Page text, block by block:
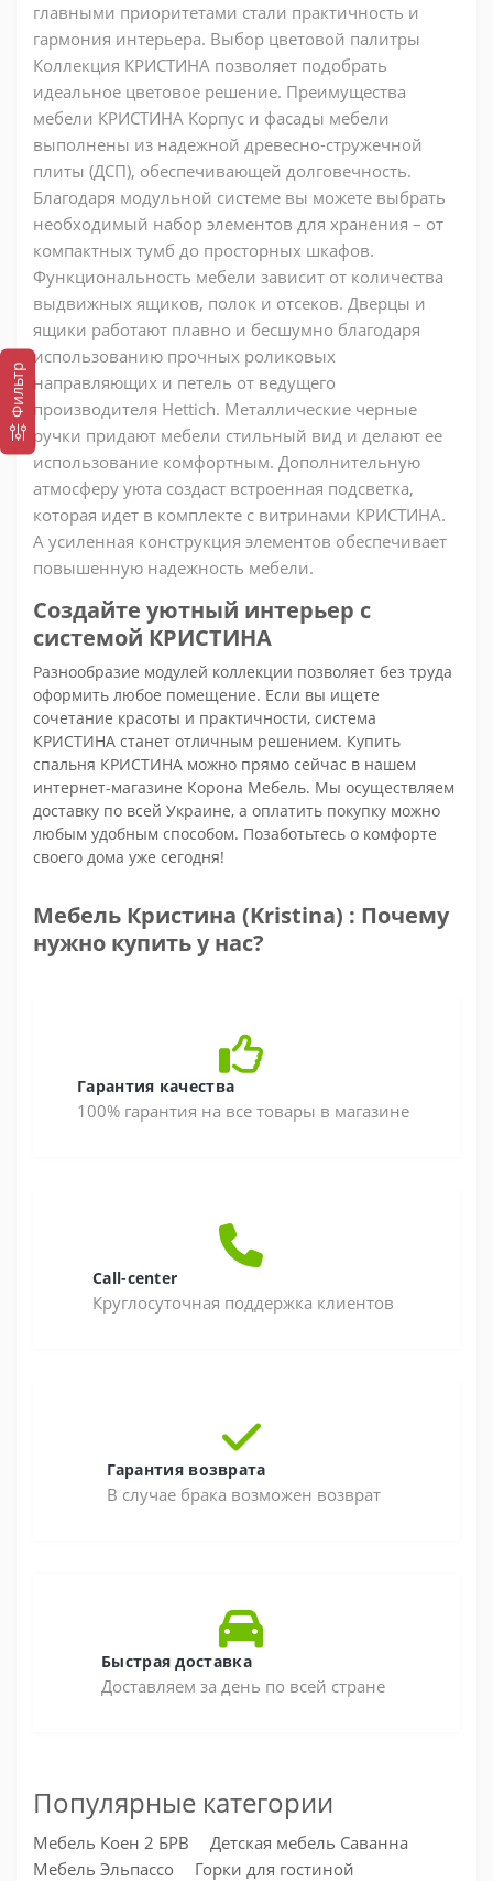
Фильтр
главными приоритетами стали практичность и
гармония интерьера. Выбор цветовой палитры
Коллекция КРИСТИНА позволяет подобрать
идеальное цветовое решение. Преимущества
мебели КРИСТИНА Корпус и фасады мебели
выполнены из надежной древесно-стружечной
плиты (ДСП), обеспечивающей долговечность.
Благодаря модульной системе вы можете выбрать
необходимый набор элементов для хранения – от
компактных тумб до просторных шкафов.
Функциональность мебели зависит от количества
выдвижных ящиков, полок и отсеков. Дверцы и
ящики работают плавно и бесшумно благодаря
использованию прочных роликовых
направляющих и петель от ведущего
производителя Hettich. Металлические черные
ручки придают мебели стильный вид и делают ее
использование комфортным. Дополнительную
атмосферу уюта создаст встроенная подсветка,
которая идет в комплекте с витринами КРИСТИНА.
А усиленная конструкция элементов обеспечивает
повышенную надежность мебели.
Создайте уютный интерьер с
системой КРИСТИНА
Разнообразие модулей коллекции позволяет без труда
оформить любое помещение. Если вы ищете
сочетание красоты и практичности, система
КРИСТИНА станет отличным решением. Купить
спальня КРИСТИНА можно прямо сейчас в нашем
интернет-магазине Корона Мебель. Мы осуществляем
доставку по всей Украине, а оплатить покупку можно
любым удобным способом. Позаботьтесь о комфорте
своего дома уже сегодня!
Мебель Кристина (Kristina) : Почему
нужно купить у нас?
Гарантия качества
100% гарантия на все товары в магазине
Call-center
Круглосуточная поддержка клиентов
Гарантия возврата
В случае брака возможен возврат
Быстрая доставка
Доставляем за день по всей стране
Популярные категории
Мебель Коен 2 БРВ
Детская мебель Саванна
Мебель Эльпассо
Горки для гостиной